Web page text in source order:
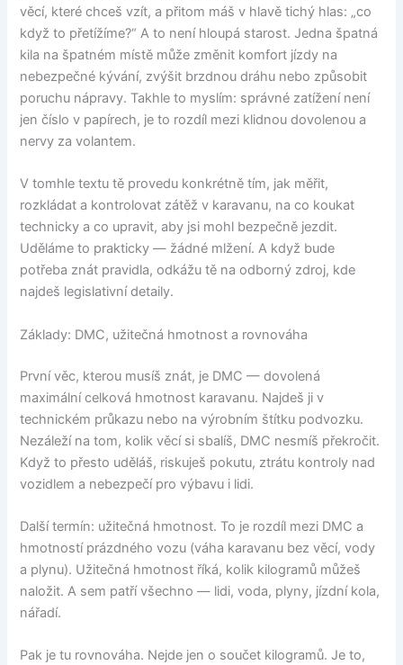
věcí, které chceš vzít, a přitom máš v hlavě tichý hlas: „co
když to přetížíme?“ A to není hloupá starost. Jedna špatná
kila na špatném místě může změnit komfort jízdy na
nebezpečné kývání, zvýšit brzdnou dráhu nebo způsobit
poruchu nápravy. Takhle to myslím: správné zatížení není
jen číslo v papírech, je to rozdíl mezi klidnou dovolenou a
nervy za volantem.
V tomhle textu tě provedu konkrétně tím, jak měřit,
rozkládat a kontrolovat zátěž v karavanu, na co koukat
technicky a co upravit, aby jsi mohl bezpečně jezdit.
Uděláme to prakticky — žádné mlžení. A když bude
potřeba znát pravidla, odkážu tě na odborný zdroj, kde
najdeš legislativní detaily.
Základy: DMC, užitečná hmotnost a rovnováha
První věc, kterou musíš znát, je DMC — dovolená
maximální celková hmotnost karavanu. Najdeš ji v
technickém průkazu nebo na výrobním štítku podvozku.
Nezáleží na tom, kolik věcí si sbalíš, DMC nesmíš překročit.
Když to přesto uděláš, riskuješ pokutu, ztrátu kontroly nad
vozidlem a nebezpečí pro výbavu i lidi.
Další termín: užitečná hmotnost. To je rozdíl mezi DMC a
hmotností prázdného vozu (váha karavanu bez věcí, vody
a plynu). Užitečná hmotnost říká, kolik kilogramů můžeš
naložit. A sem patří všechno — lidi, voda, plyny, jízdní kola,
nářadí.
Pak je tu rovnováha. Nejde jen o součet kilogramů. Je to,